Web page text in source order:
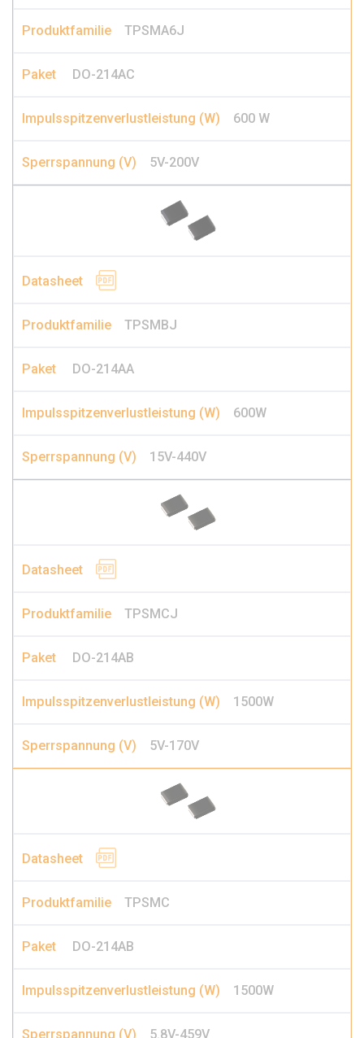
TPSMA6J
DO-214AC
600 W
5V-200V
TPSMBJ
DO-214AA
600W
15V-440V
TPSMCJ
DO-214AB
1500W
5V-170V
TPSMC
DO-214AB
1500W
5.8V-459V